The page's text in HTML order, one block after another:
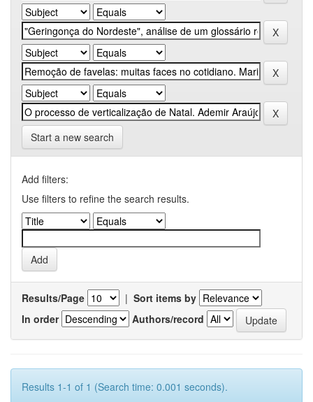
Start a new search
Add filters:
Use filters to refine the search results.
Results/Page | Sort items by
In order
Authors/record
Results 1-1 of 1 (Search time: 0.001 seconds).